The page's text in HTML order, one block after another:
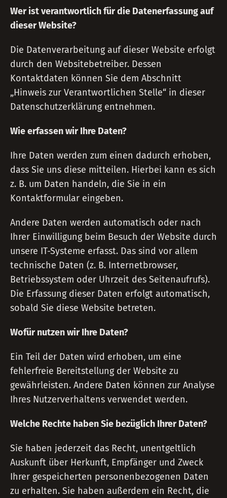
Wer ist verantwortlich für die Datenerfassung auf
dieser Website?
Die Datenverarbeitung auf dieser Website erfolgt
durch den Websitebetreiber. Dessen
Kontaktdaten können Sie dem Abschnitt
„Hinweis zur Verantwortlichen Stelle“ in dieser
Datenschutzerklärung entnehmen.
Wie erfassen wir Ihre Daten?
Ihre Daten werden zum einen dadurch erhoben,
dass Sie uns diese mitteilen. Hierbei kann es sich
z. B. um Daten handeln, die Sie in ein
Kontaktformular eingeben.
Andere Daten werden automatisch oder nach
Ihrer Einwilligung beim Besuch der Website durch
unsere IT-Systeme erfasst. Das sind vor allem
technische Daten (z. B. Internetbrowser,
Betriebssystem oder Uhrzeit des Seitenaufrufs).
Die Erfassung dieser Daten erfolgt automatisch,
sobald Sie diese Website betreten.
Wofür nutzen wir Ihre Daten?
Ein Teil der Daten wird erhoben, um eine
fehlerfreie Bereitstellung der Website zu
gewährleisten. Andere Daten können zur Analyse
Ihres Nutzerverhaltens verwendet werden.
Welche Rechte haben Sie bezüglich Ihrer Daten?
Sie haben jederzeit das Recht, unentgeltlich
Auskunft über Herkunft, Empfänger und Zweck
Ihrer gespeicherten personenbezogenen Daten
zu erhalten. Sie haben außerdem ein Recht, die